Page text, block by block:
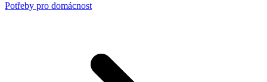
Potřeby pro domácnost